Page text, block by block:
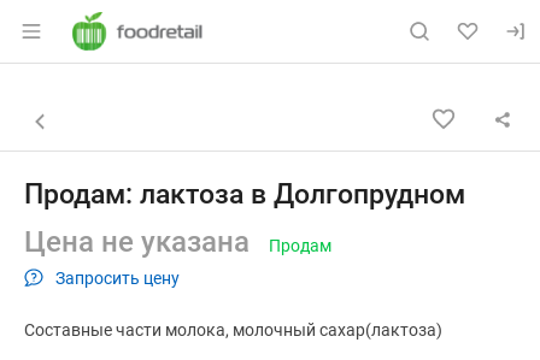
Раздел навигации по сайту
Объявление: Продам: лактоза
Навигация и управление объявлением
Назад к списку объявлений
Продам: лактоза в Долгопрудном
Цена не указана
Запросить цену
Продам
Составные части молока молочный сахар(лактоза)